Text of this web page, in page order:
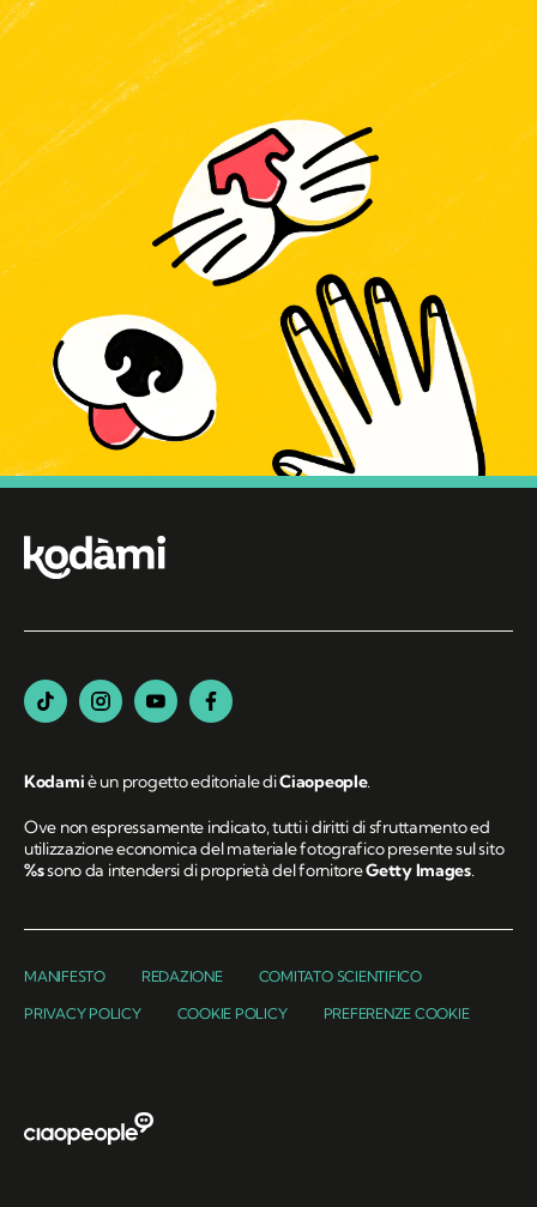
Kodamiè un progetto editoriale diCiaopeople.
Ove non espressamente indicato, tutti i diritti di sfruttamento ed
utilizzazione economica del materiale fotografico presente sul sito
%ssono da intendersi di proprietà del fornitoreGetty Images.
MANIFESTO REDAZIONE COMITATO SCIENTIFICO
PRIVACY POLICY COOKIE POLICY PREFERENZE COOKIE